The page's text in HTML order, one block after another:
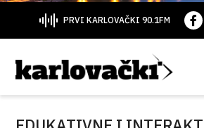
PRVI KARLOVAČKI 90.1FM